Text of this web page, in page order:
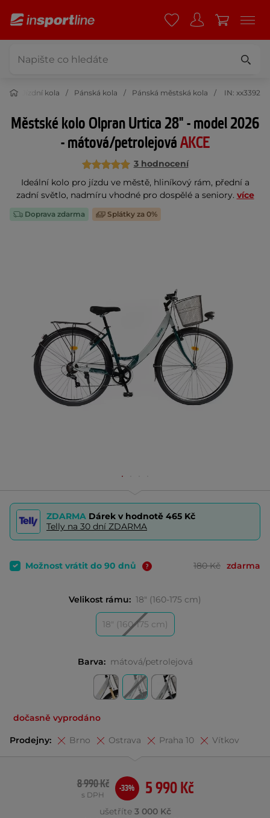
Jízdní kola Pánská kola Pánská městská kola IN: xx3392
Městské kolo Olpran Urtica 28" - model 2026
- mátová/petrolejováAKCE
3 hodnocení
Ideální kolo pro jízdu ve městě, hliníkový rám, přední a
zadní světlo, nadmíru vhodné pro dospělé a seniory. více
Doprava zdarma Splátky za 0%
ZDARMA Dárek v hodnotě 465 Kč
Telly na 30 dní ZDARMA
Možnost vrátit do 90 dnů 180 Kč zdarma
Velikost rámu: 18" (160-175 cm)
18" (160-175 cm)
Barva: mátová/petrolejová
dočasně vyprodáno
Prodejny: Brno Ostrava Praha 10 Vítkov
5 990 Kč
8 990 Kč
s DPH
-33%
ušetříte 3 000 Kč